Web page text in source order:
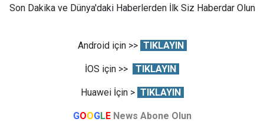
Son Dakika ve Dünya'daki Haberlerden İlk Siz Haberdar Olun
Android için >> TIKLAYIN
İOS için >> TIKLAYIN
Huawei İçin > TIKLAYIN
GOOGLE News Abone Olun